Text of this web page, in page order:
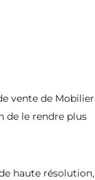
vente de Mobilier
de le rendre plus
haute résolution,